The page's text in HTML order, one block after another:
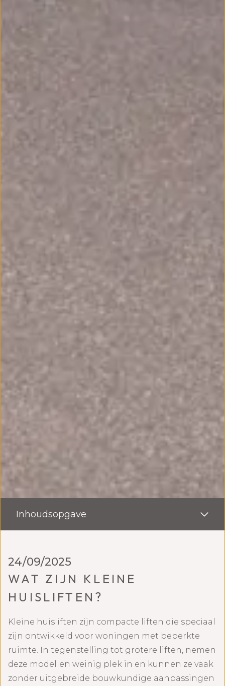
24/09/2025
WAT ZIJN KLEINE
HUISLIFTEN?
Kleine huisliften zijn compacte liften die speciaal
zijn ontwikkeld voor woningen met beperkte
ruimte. In tegenstelling tot grotere liften, nemen
deze modellen weinig plek in en kunnen ze vaak
zonder uitgebreide bouwkundige aanpassingen
Inhoudsopgave